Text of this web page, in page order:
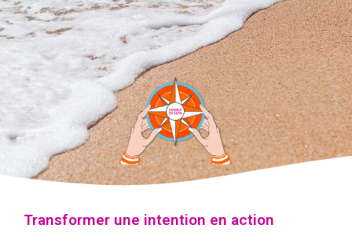
Transformer une intention en action